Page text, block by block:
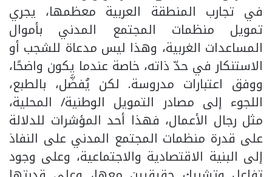
في تجارب المنطقة العربية معظمها، يجري
تمويل منظمات المجتمع المدني بأموال
المساعدات الغربية، وهذا ليس مدعاة للشجب أو
الاستنكار في حدّ ذاته، خاصة عندما يكون واضحًا،
ووفق اعتبارات مدروسة. لكن يُفضَّل، بالطبع،
اللجوء إلى مصادر التمويل الوطنية/ المحلية،
مثل رجال الأعمال، فهذا أحد المؤشرات للدلالة
على قدرة منظمات المجتمع المدني على النفاذ
إلى البنية الاقتصادية والاجتماعية، وعلى وجود